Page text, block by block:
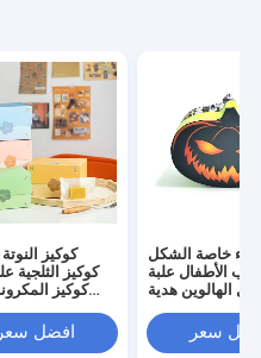
كوكيز
كوكيز الثلجية
كوكيز
افضل سعر
خاصة الشكل
الأطفال علبة
الهالوين هدية
سعر